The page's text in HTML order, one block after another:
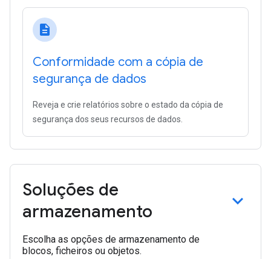
description
Conformidade com a cópia de
segurança de dados
Reveja e crie relatórios sobre o estado da cópia de
segurança dos seus recursos de dados.
Soluções de
armazenamento
Escolha as opções de armazenamento de
blocos, ficheiros ou objetos.